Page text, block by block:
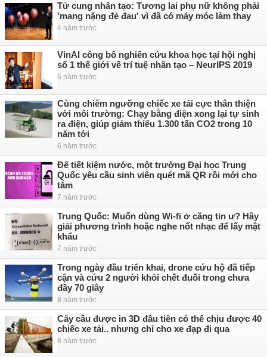
Tử cung nhân tạo: Tương lai phụ nữ không phải
'mang nặng đẻ đau' vì đã có máy móc làm thay
4 năm trước
VinAI công bố nghiên cứu khoa học tại hội nghị
số 1 thế giới về trí tuệ nhân tạo – NeurIPS 2019
6 năm trước
Cùng chiêm ngưỡng chiếc xe tải cực thân thiện
với môi trường: Chạy bằng điện xong lại tự sinh
ra điện, giúp giảm thiểu 1.300 tấn CO2 trong 10
năm tới
6 năm trước
Để tiết kiệm nước, một trường Đại học Trung
Quốc yêu cầu sinh viên quét mã QR rồi mới cho
tắm
7 năm trước
Trung Quốc: Muốn dùng Wi-fi ở căng tin ư? Hãy
giải phương trình hoặc nghe nốt nhạc để lấy mật
khẩu
7 năm trước
Trong ngày đầu triển khai, drone cứu hộ đã tiếp
cận và cứu 2 người khỏi chết đuối trong chưa
đầy 70 giây
8 năm trước
Cây cầu được in 3D đầu tiên có thể chịu được 40
chiếc xe tải.. nhưng chỉ cho xe đạp đi qua
8 năm trước